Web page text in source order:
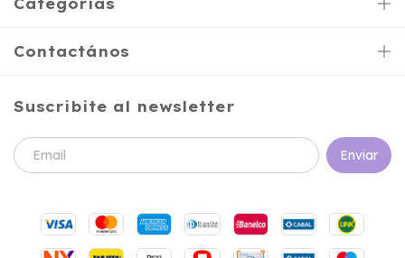
Categorías
Contactános
Suscribite al newsletter